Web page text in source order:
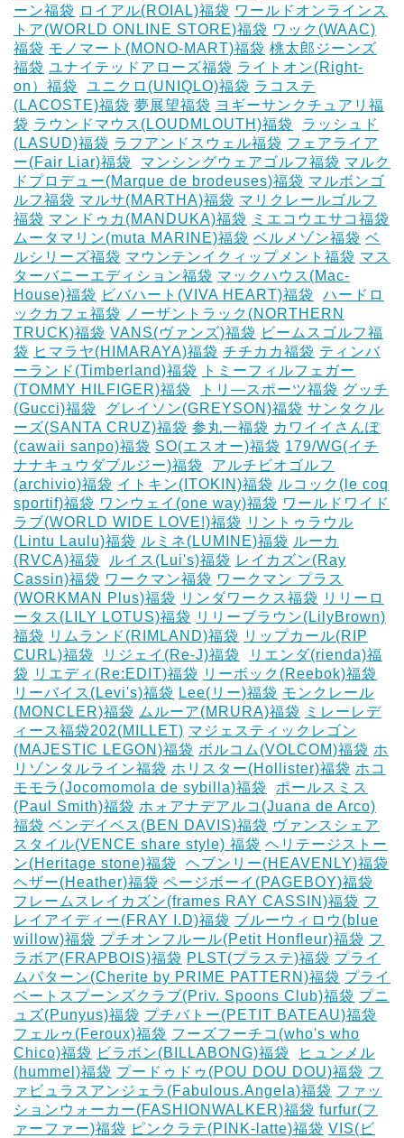
ーン福袋 ロイアル(ROIAL)福袋 ワールドオンラインス
トア(WORLD ONLINE STORE)福袋 ワック(WAAC)
福袋 モノマート(MONO-MART)福袋 桃太郎ジーンズ
福袋 ユナイテッドアローズ福袋 ライトオン(Right-
on）福袋
ユニクロ(UNIQLO)福袋 ラコステ
(LACOSTE)福袋 夢展望福袋 ヨギーサンクチュアリ福
袋 ラウンドマウス(LOUDMLOUTH)福袋
ラッシュド
(LASUD)福袋 ラフアンドスウェル福袋 フェアライア
ー(Fair Liar)福袋
マンシングウェアゴルフ福袋 マルク
ドプロデュー(Marque de brodeuses)福袋 マルボンゴ
ルフ福袋 マルサ(MARTHA)福袋 マリクレールゴルフ
福袋 マンドゥカ(MANDUKA)福袋
ミエコウエサコ福袋
ムータマリン(muta MARINE)福袋 ベルメゾン福袋 ベ
ルシリーズ福袋 マウンテンイクィップメント福袋 マス
ターバニーエディション福袋 マックハウス(Mac-
House)福袋 ビバハート(VIVA HEART)福袋
ハードロ
ックカフェ福袋
ノーザントラック(NORTHERN
TRUCK)福袋 VANS(ヴァンズ)福袋 ビームスゴルフ福
袋 ヒマラヤ(HIMARAYA)福袋 チチカカ福袋 ティンバ
ーランド(Timberland)福袋
トミーフィルフェガー
(TOMMY HILFIGER)福袋
トリ―スポーツ福袋 グッチ
(Gucci)福袋
グレイソン(GREYSON)福袋 サンタクル
ーズ(SANTA CRUZ)福袋 参丸一福袋 カワイイさんぽ
(cawaii sanpo)福袋 SO(エスオー)福袋 179/WG(イチ
ナナキュウダブルジー)福袋
アルチビオゴルフ
(archivio)福袋 イトキン(ITOKIN)福袋 ルコック(le coq
sportif)福袋 ワンウェイ(one way)福袋 ワールドワイド
ラブ(WORLD WIDE LOVE!)福袋 リントゥラウル
(Lintu Laulu)福袋 ルミネ(LUMINE)福袋 ルーカ
(RVCA)福袋
ルイス(Lui's)福袋 レイカズン(Ray
Cassin)福袋 ワークマン福袋 ワークマン プラス
(WORKMAN Plus)福袋 リンダワークス福袋 リリーロ
ータス(LILY LOTUS)福袋 リリーブラウン(LilyBrown)
福袋 リムランド(RIMLAND)福袋 リップカール(RIP
CURL)福袋
リジェイ(Re-J)福袋
リエンダ(rienda)福
袋 リエディ(Re:EDIT)福袋 リーボック(Reebok)福袋
リーバイス(Levi's)福袋 Lee(リー)福袋 モンクレール
(MONCLER)福袋 ムルーア(MRURA)福袋
ミレーレデ
ィース福袋202(MILLET) マジェスティックレゴン
(MAJESTIC LEGON)福袋 ボルコム(VOLCOM)福袋 ホ
リゾンタルライン福袋 ホリスター(Hollister)福袋 ホコ
モモラ(Jocomomola de sybilla)福袋
ポールスミス
(Paul Smith)福袋 ホォアナデアルコ(Juana de Arco)
福袋 ベンデイベス(BEN DAVIS)福袋 ヴァンスシェア
スタイル(VENCE share style) 福袋 ヘリテージストー
ン(Heritage stone)福袋
ヘブンリー(HEAVENLY)福袋
ヘザー(Heather)福袋 ページボーイ(PAGEBOY)福袋
フレームスレイカズン(frames RAY CASSIN)福袋 フ
レイアイディー(FRAY I.D)福袋 ブルーウィロウ(blue
willow)福袋 プチオンフルール(Petit Honfleur)福袋 フ
ラボア(FRAPBOIS)福袋 PLST(プラステ)福袋 プライ
ムパターン(Cherite by PRIME PATTERN)福袋 プライ
ベートスプーンズクラブ(Priv. Spoons Club)福袋 プニ
ュズ(Punyus)福袋 プチバトー(PETIT BATEAU)福袋
フェルゥ(Feroux)福袋 フーズフーチコ(who's who
Chico)福袋 ビラボン(BILLABONG)福袋
ヒュンメル
(hummel)福袋 プードゥドゥ(POU DOU DOU)福袋 フ
ァビュラスアンジェラ(Fabulous.Angela)福袋 ファッ
ションウォーカー(FASHIONWALKER)福袋 furfur(フ
ァーファー)福袋 ピンクラテ(PINK-latte)福袋 VIS(ビ